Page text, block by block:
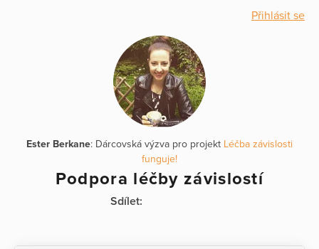
Přihlásit se
Ester Berkane: Dárcovská výzva pro projekt Léčba závislosti
funguje!
Podpora léčby závislostí
Sdílet: